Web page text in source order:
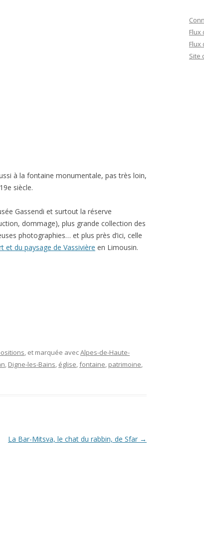
à la fontaine monumentale, pas très loin,
siècle.
Gassendi et surtout la réserve
dommage), plus grande collection des
photographies… et plus près d’ici, celle
et du paysage de Vassivière en Limousin.
, et marquée avecAlpes-de-Haute-
, Digne-les-Bains, église,fontaine, patrimoine,
La Bar-Mitsva, le chat du rabbin, de Sfar →
Flux
Flux
Site